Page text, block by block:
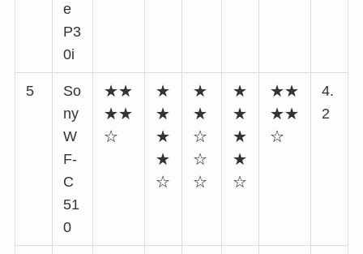
e
P3
0i
5
So
ny
W
F-
C
51
0
★★
★★
☆
★
★
★
★
☆
★
★
☆
☆
☆
★
★
★
★
☆
★★
★★
☆
4.
2